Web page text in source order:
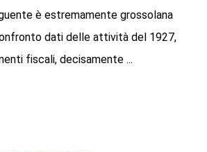
è estremamente grossolana
dati delle attività del 1927,
fiscali, decisamente ...